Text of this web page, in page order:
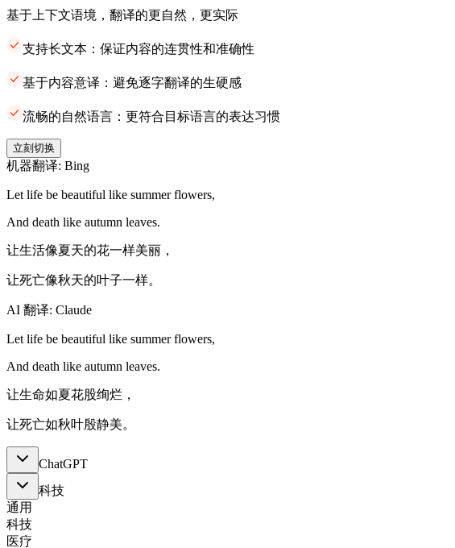
基于上下文语境，翻译的更自然，更实际
支持长文本：保证内容的连贯性和准确性
基于内容意译：避免逐字翻译的生硬感
流畅的自然语言：更符合目标语言的表达习惯
立刻切换
机器翻译: Bing
Let life be beautiful like summer flowers,
And death like autumn leaves.
让生活像夏天的花一样美丽，
让死亡像秋天的叶子一样。
AI 翻译: Claude
Let life be beautiful like summer flowers,
And death like autumn leaves.
让生命如夏花股绚烂，
让死亡如秋叶殷静美。
ChatGPT
科技
通用
科技
医疗